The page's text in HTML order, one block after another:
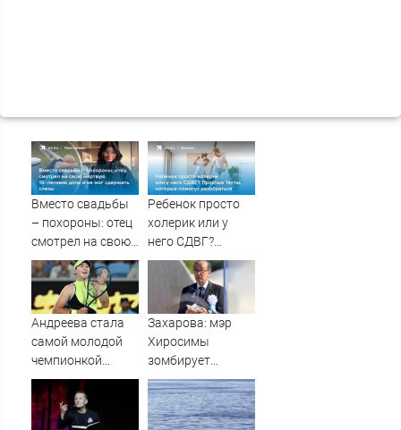
Вместо свадьбы
– похороны: отец
смотрел на свою
мертвую 16-
летнюю дочь и не
мог сдержать
слезы
Ребенок просто
холерик или у
него СДВГ?
Простые тесты,
которые помогут
разобраться
Андреева стала
самой молодой
чемпионкой
"Ролан Гаррос" с
1992 года
Захарова: мэр
Хиросимы
зомбирует
японцев
русофобскими
заклинаниями